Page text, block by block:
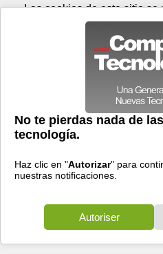
Prensa Videos
> pac radar
pac radar proveedores
6 resultados
Jueves 06 de agosto - 05:43
Las cookies de este sitio se
contenido y los anuncios,
sociales y para analizar el
información sobre el uso que
partners de medios sociales,
web.